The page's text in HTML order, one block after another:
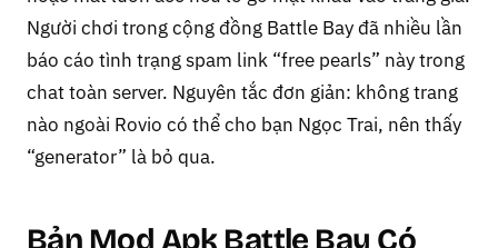
Người chơi trong cộng đồng Battle Bay đã nhiều lần
báo cáo tình trạng spam link “free pearls” này trong
chat toàn server. Nguyên tắc đơn giản: không trang
nào ngoài Rovio có thể cho bạn Ngọc Trai, nên thấy
“generator” là bỏ qua.
Bản Mod Apk Battle Bay Có